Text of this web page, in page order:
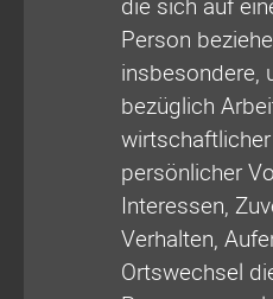
Person
insbesondere,
bezüglich
persönlicher
Interessen,
Verhalten,
Ortswechsel